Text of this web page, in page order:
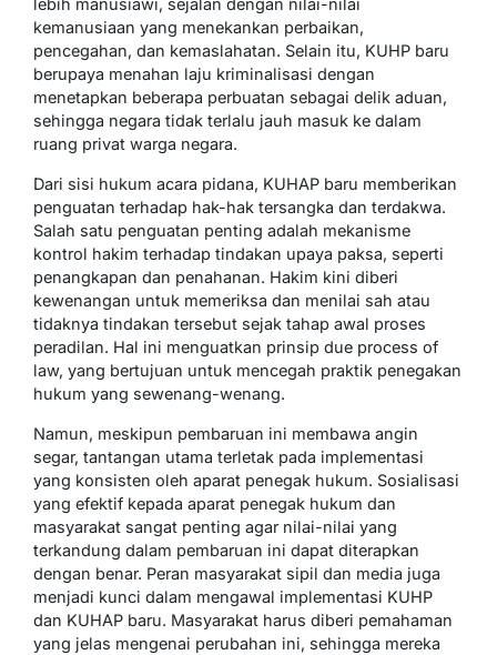
kemanusiaan yang menekankan perbaikan,
pencegahan, dan kemaslahatan. Selain itu, KUHP baru
berupaya menahan laju kriminalisasi dengan
menetapkan beberapa perbuatan sebagai delik aduan,
sehingga negara tidak terlalu jauh masuk ke dalam
ruang privat warga negara.
Dari sisi hukum acara pidana, KUHAP baru memberikan
penguatan terhadap hak-hak tersangka dan terdakwa.
Salah satu penguatan penting adalah mekanisme
kontrol hakim terhadap tindakan upaya paksa, seperti
penangkapan dan penahanan. Hakim kini diberi
kewenangan untuk memeriksa dan menilai sah atau
tidaknya tindakan tersebut sejak tahap awal proses
peradilan. Hal ini menguatkan prinsip due process of
law, yang bertujuan untuk mencegah praktik penegakan
hukum yang sewenang-wenang.
Namun, meskipun pembaruan ini membawa angin
segar, tantangan utama terletak pada implementasi
yang konsisten oleh aparat penegak hukum. Sosialisasi
yang efektif kepada aparat penegak hukum dan
masyarakat sangat penting agar nilai-nilai yang
terkandung dalam pembaruan ini dapat diterapkan
dengan benar. Peran masyarakat sipil dan media juga
menjadi kunci dalam mengawal implementasi KUHP
dan KUHAP baru. Masyarakat harus diberi pemahaman
yang jelas mengenai perubahan ini, sehingga mereka